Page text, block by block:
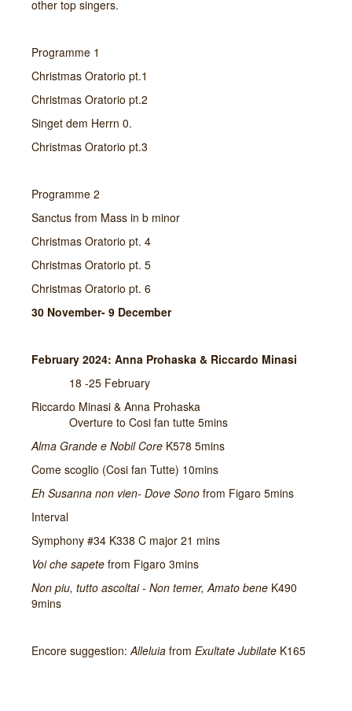
other top singers.
Programme 1
Christmas Oratorio pt.1
Christmas Oratorio pt.2
Singet dem Herrn 0.
Christmas Oratorio pt.3
Programme 2
Sanctus from Mass in b minor
Christmas Oratorio pt. 4
Christmas Oratorio pt. 5
Christmas Oratorio pt. 6
30 November- 9 December
February 2024: Anna Prohaska & Riccardo Minasi
18 -25 February
Riccardo Minasi & Anna Prohaska
Overture to Cosi fan tutte 5mins
Alma Grande e Nobil Core K578 5mins
Come scoglio (Cosi fan Tutte) 10mins
Eh Susanna non vien- Dove Sono from Figaro 5mins
Interval
Symphony #34 K338 C major 21 mins
Voi che sapete from Figaro 3mins
Non piu, tutto ascoltai - Non temer, Amato bene K490
9mins
Encore suggestion: Alleluia from Exultate Jubilate K165